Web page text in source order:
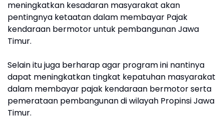
meningkatkan kesadaran masyarakat akan
pentingnya ketaatan dalam membayar Pajak
kendaraan bermotor untuk pembangunan Jawa
Timur.
Selain itu juga berharap agar program ini nantinya
dapat meningkatkan tingkat kepatuhan masyarakat
dalam membayar pajak kendaraan bermotor serta
pemerataan pembangunan di wilayah Propinsi Jawa
Timur.